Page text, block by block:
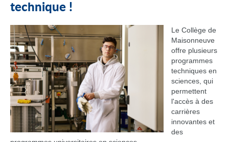
technique !
Le Collège de
Maisonneuve
offre plusieurs
programmes
techniques en
sciences, qui
permettent
l'accès à des
carrières
innovantes et
des